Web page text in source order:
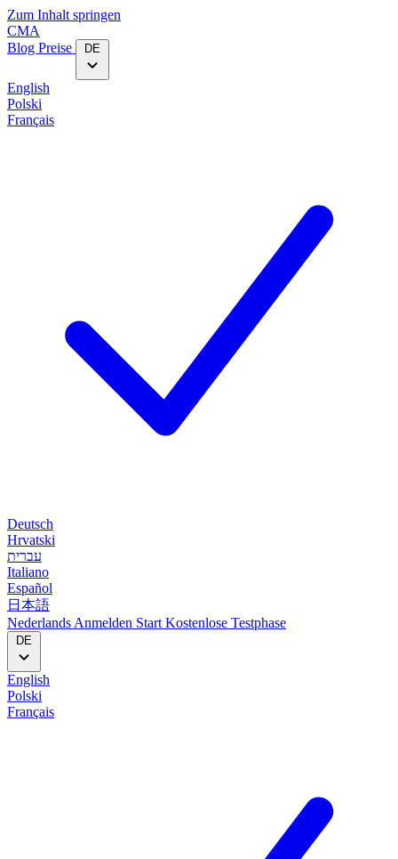
Zum Inhalt springen
CMA
Blog‎ Preise DE
English
Polski
Français
Deutsch
Hrvatski
עברית
Italiano
Español
日本語
Nederlands Anmelden Start Kostenlose Testphase
DE
English
Polski
Français